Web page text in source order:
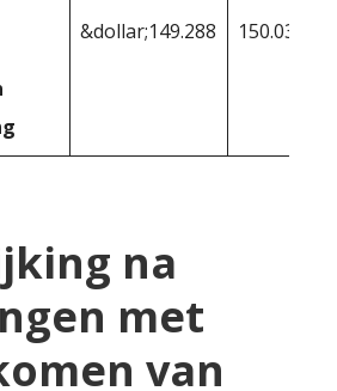
&dollar;149.288 150.039
na
met
van